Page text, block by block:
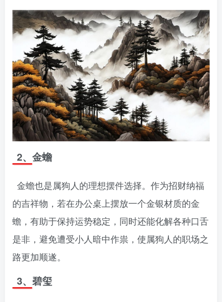
2、金蟾
金蟾也是属狗人的理想摆件选择。作为招财纳福
的吉祥物，若在办公桌上摆放一个金银材质的金
蟾，有助于保持运势稳定，同时还能化解各种口舌
是非，避免遭受小人暗中作祟，使属狗人的职场之
路更加顺遂。
3、碧玺